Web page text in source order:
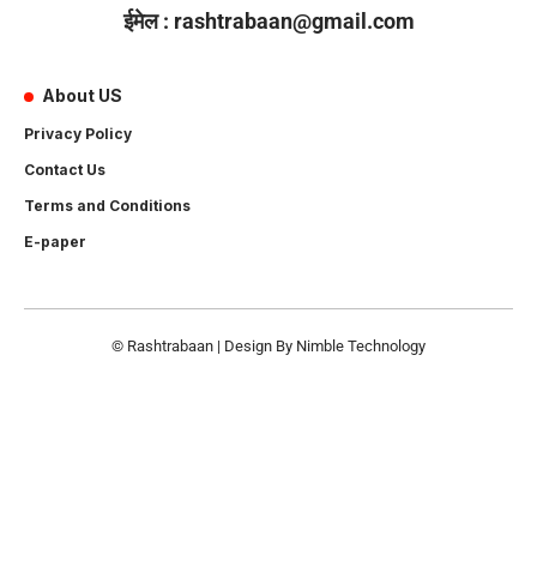
ईमेल : rashtrabaan@gmail.com
About US
Privacy Policy
Contact Us
Terms and Conditions
E-paper
© Rashtrabaan | Design By Nimble Technology